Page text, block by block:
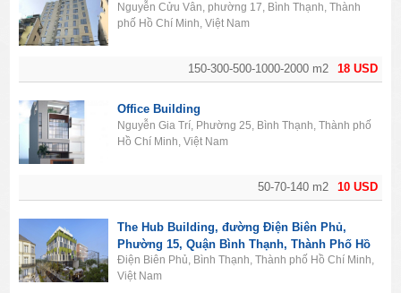
18 USD
150-300-500-1000-2000 m2
Nguyễn Cửu Vân, phường 17, Bình Thạnh, Thành
phố Hồ Chí Minh, Việt Nam
10 USD
50-70-140 m2
Office Building
Nguyễn Gia Trí, Phường 25, Bình Thạnh, Thành phố
Hồ Chí Minh, Việt Nam
The Hub Building, đường Điện Biên Phủ,
Phường 15, Quận Bình Thạnh, Thành Phố Hồ
Chí Minh
Điện Biên Phủ, Bình Thạnh, Thành phố Hồ Chí Minh,
Việt Nam